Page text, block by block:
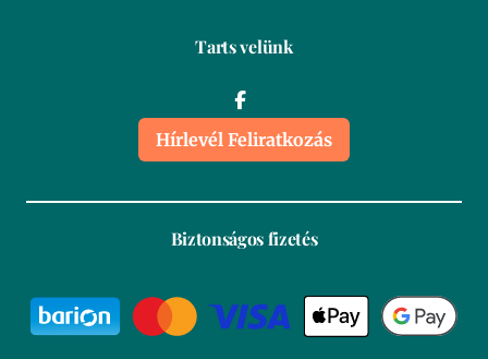
Tarts velünk
Hírlevél Feliratkozás
Biztonságos fizetés